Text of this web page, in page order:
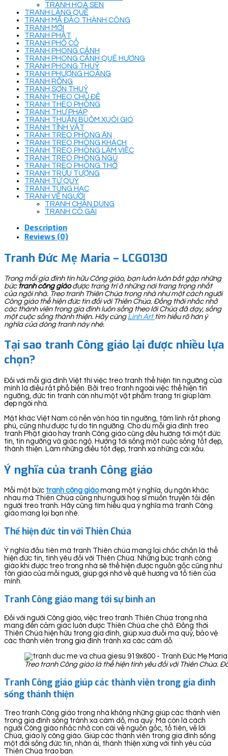
TRANH HOA SEN
TRANH LÀNG QUÊ
TRANH MÃ ĐÁO THÀNH CÔNG
TRANH MỚI
TRANH PHẬT
TRANH PHỐ CỔ
TRANH PHONG CẢNH
TRANH PHONG CẢNH QUÊ HƯƠNG
TRANH PHONG THUỶ
TRANH PHƯỢNG HOÀNG
TRANH RỒNG
TRANH SƠN THUỶ
TRANH THEO CHỦ ĐỀ
TRANH THEO PHÒNG
TRANH THƯ PHÁP
TRANH THUẬN BUỒM XUÔI GIÓ
TRANH TĨNH VẬT
TRANH TREO PHÒNG ĂN
TRANH TREO PHÒNG KHÁCH
TRANH TREO PHÒNG LÀM VIỆC
TRANH TREO PHÒNG NGỦ
TRANH TREO PHÒNG THỜ
TRANH TRỪU TƯỢNG
TRANH TỨ QUÝ
TRANH TÙNG HẠC
TRANH VẼ NGƯỜI
TRANH CHÂN DUNG
TRANH CÔ GÁI
Description
Reviews (0)
Tranh Đức Mẹ Maria – LCG0130
Trong mỗi gia đình tín hữu Công giáo, bạn luôn luôn bắt gặp những
bức tranh công giáođược trang trí ở những nơi trang trọng nhất
của ngôi nhà. Treo tranh Thiên Chúa trong nhà như một cách người
Công giáo thể hiện đức tin đối với Thiên Chúa. Đồng thời nhắc nhở
các thành viên trong gia đình luôn sống theo lời Chúa đã dạy, sống
một cuộc sống thánh thiện. Hãy cùng Linh Arttìm hiểu rõ hơn ý
nghĩa của dòng tranh này nhé.
Tại sao tranh Công giáo lại được nhiều lựa
chọn?
Đối với mỗi gia đình Việt thì việc treo tranh thể hiện tín ngưỡng của
mình là điều rất phổ biến. Bởi treo tranh ngoài việc thể hiện tín
ngưỡng, đức tin tranh còn như một vật phẩm trang trí giúp làm
đẹp ngôi nhà.
Mặt khác Việt Nam có nền văn hóa tín ngưỡng, tâm linh rất phong
phú, cũng như được tự do tín ngưỡng. Cho dù mỗi gia đình treo
tranh Phật giáo hay tranh Công giáo cũng đều hướng tới một đức
tin, tín ngưỡng và giác ngộ. Hướng tới sống một cuộc sống tốt đẹp,
thánh thiện. Làm những điều tốt đẹp, tranh xa những cái xấu.
Ý nghĩa của tranh Công giáo
Mỗi một bức tranh công giáomang một ý nghĩa, dụ ngôn khác
nhau mà Thiên Chúa cũng như người hoạ sĩ muốn truyền tải đến
người treo tranh. Hãy cũng tìm hiểu qua ý nghĩa mà tranh Công
giáo mang lại bạn nhé.
Thể hiện đức tin với Thiên Chúa
Ý nghĩa đầu tiên mà tranh Thiên chúa mang lại chắc chắn là thể
hiện đức tin, tình yêu đối với Thiên Chúa. Những bức tranh công
giáo khi được treo trong nhà sẽ thể hiện được nguồn gốc cũng như
tôn giáo của mỗi người, giúp gợi nhớ về quê hương và tổ tiên của
mình.
Tranh Công giáo mang tới sự bình an
Đối với người Công giáo, việc treo tranh Thiên Chúa trong nhà
mang đến cảm giác luôn được Thiên Chúa che chở. Đồng thời
Thiên Chúa hiện hữu trong gia đình, giúp xua đuổi ma quỷ, bảo vệ
các thành viên trong gia đình tránh xa các cám dỗ.
Treo tranh Công giáo là thể hiện tình yêu đối với Thiên Chúa.
Tranh Công giáo giúp các thành viên trong gia đình
sống thánh thiện
Treo tranh Công giáo trong nhà không những giúp các thành viên
trong gia đình sống tránh xa cám dỗ, ma quỷ. Mà còn là cách
người Công giáo nhắc nhở con cái về nguồn gốc, tổ tiên, về lời
Chúa, giáo lý công giáo. Giúp các thành viên trong gia đình sống
một đời sống đức tin, nhân ái, thánh thiện xứng với tình yêu của
Thiên Chúa trao ban.